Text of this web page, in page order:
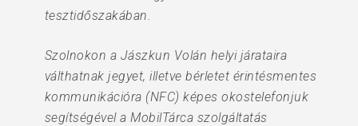
tesztidőszakában.
Szolnokon a Jászkun Volán helyi járataira
válthatnak jegyet, illetve bérletet érintésmentes
kommunikációra (NFC) képes okostelefonjuk
segítségével a MobilTárca szolgáltatás